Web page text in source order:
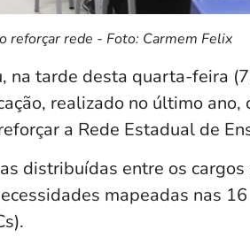
reforçar rede - Foto: Carmem Felix
na tarde desta quarta-feira
realizado no último ano,
a Rede Estadual de
distribuídas entre os
mapeadas nas